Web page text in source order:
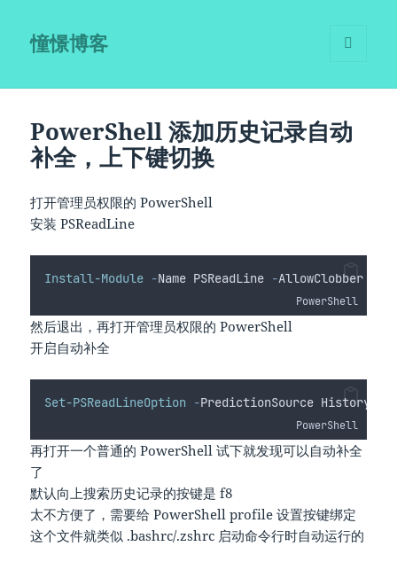
憧憬博客
挂件
PowerShell 添加历史记录自动
补全，上下键切换
打开管理员权限的 PowerShell
安装 PSReadLine
Install-Module -Name PSReadLine -AllowClobber
PowerShell
然后退出，再打开管理员权限的 PowerShell
开启自动补全
Set-PSReadLineOption -PredictionSource History
PowerShell
再打开一个普通的 PowerShell 试下就发现可以自动补全
了
默认向上搜索历史记录的按键是 f8
太不方便了，需要给 PowerShell profile 设置按键绑定
这个文件就类似 .bashrc/.zshrc 启动命令行时自动运行的